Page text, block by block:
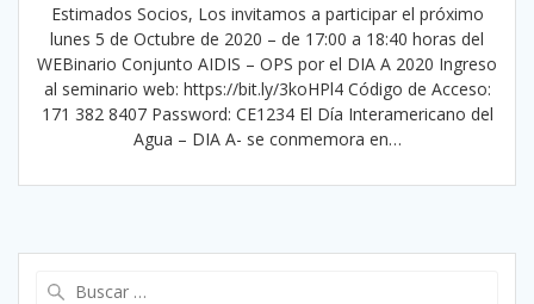
Estimados Socios, Los invitamos a participar el próximo
lunes 5 de Octubre de 2020 – de 17:00 a 18:40 horas del
WEBinario Conjunto AIDIS – OPS por el DIA A 2020 Ingreso
al seminario web: https://bit.ly/3koHPl4 Código de Acceso:
171 382 8407 Password: CE1234 El Día Interamericano del
Agua – DIA A- se conmemora en…